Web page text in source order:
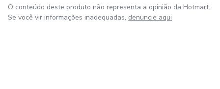
O conteúdo deste produto não representa a opinião da Hotmart.
Se você vir informações inadequadas, denuncie aqui